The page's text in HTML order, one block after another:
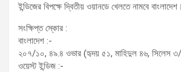
ইন্ডিজের বিপক্ষে দ্বিতীয় ওয়ানডে খেলতে নামবে বাংলাদেশ।
সংক্ষিপ্ত স্কোর :
বাংলাদেশ :-
২০৭/১০, ৪৯.৪ ওভার (হৃদয় ৫১, মাহিদুল ৪৬, সিলেস
ওয়েস্ট ইন্ডিজ :-